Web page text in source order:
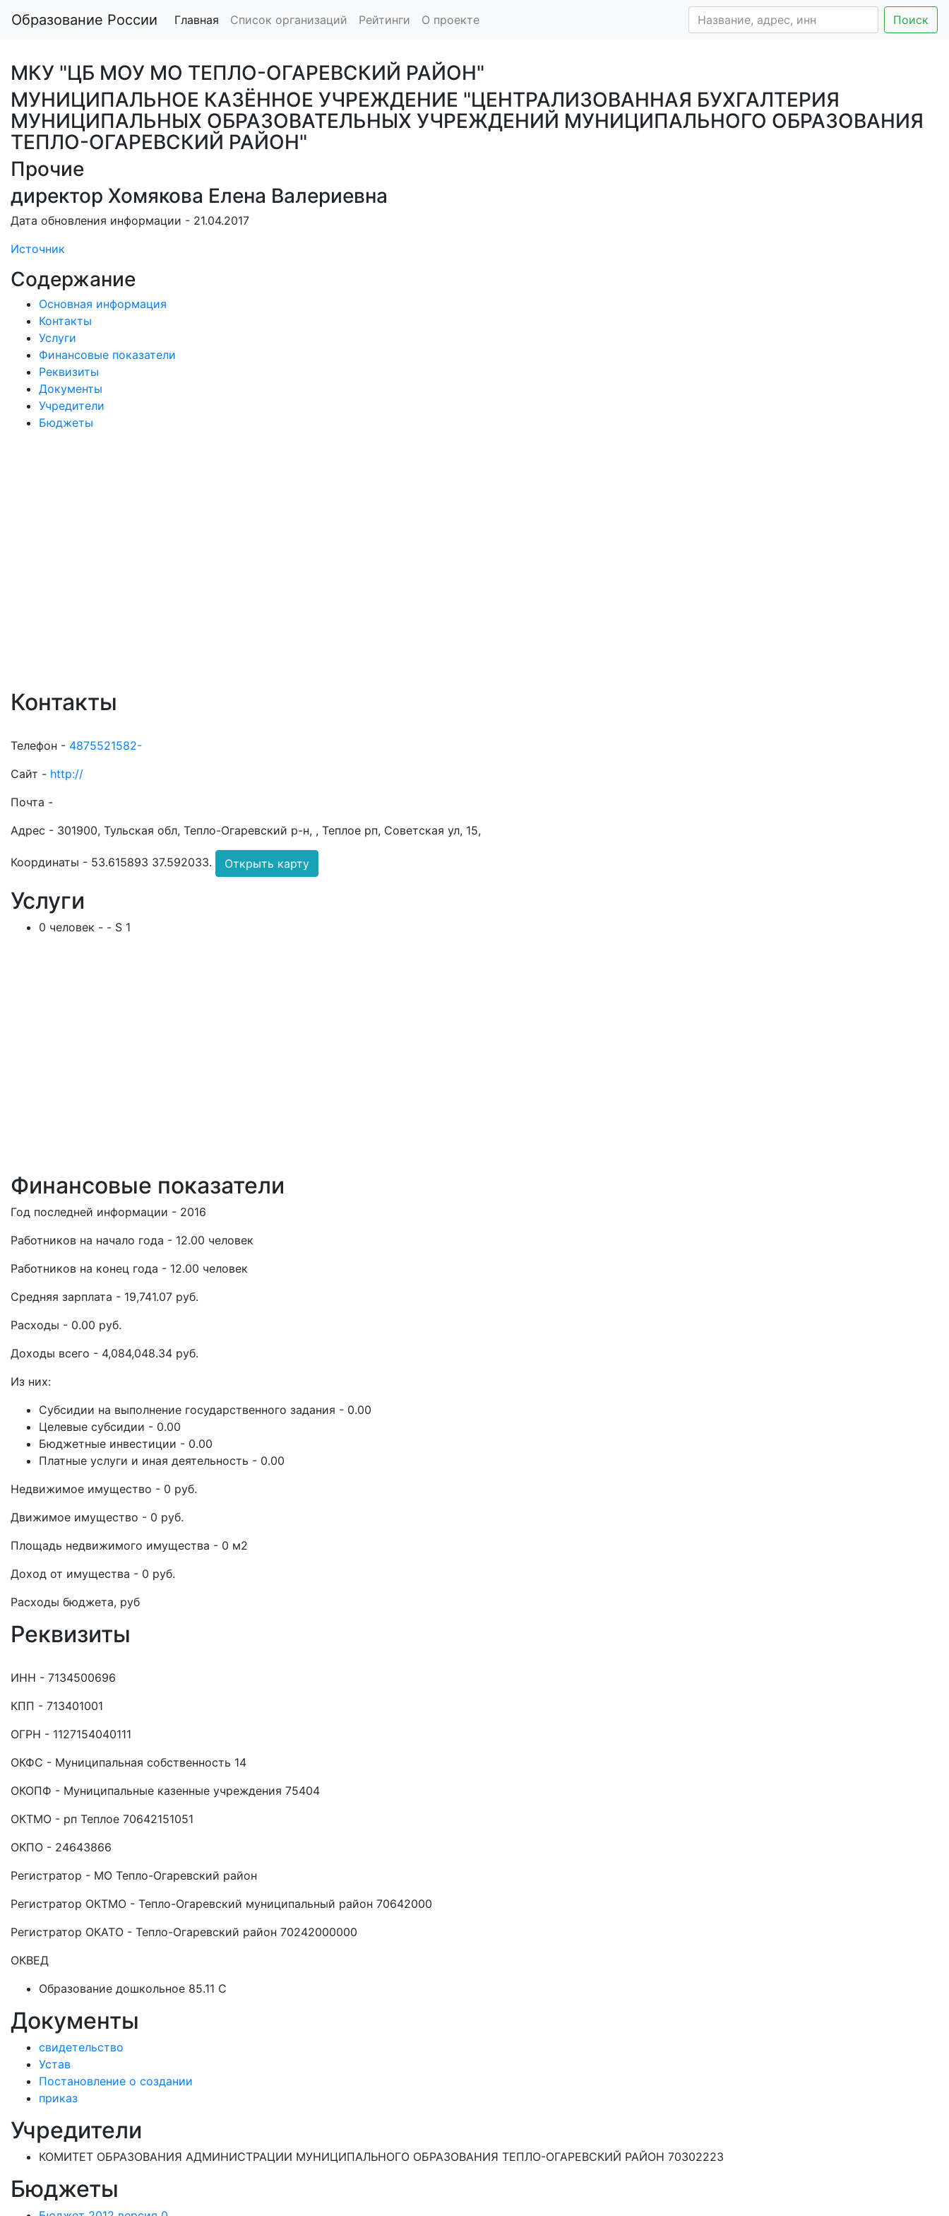
Образование России Главная Список организаций Рейтинги О проекте Поиск
МКУ "ЦБ МОУ МО ТЕПЛО-ОГАРЕВСКИЙ РАЙОН"
МУНИЦИПАЛЬНОЕ КАЗЁННОЕ УЧРЕЖДЕНИЕ "ЦЕНТРАЛИЗОВАННАЯ БУХГАЛТЕРИЯ
МУНИЦИПАЛЬНЫХ ОБРАЗОВАТЕЛЬНЫХ УЧРЕЖДЕНИЙ МУНИЦИПАЛЬНОГО ОБРАЗОВАНИЯ
ТЕПЛО-ОГАРЕВСКИЙ РАЙОН"
Прочие
директор Хомякова Елена Валериевна
Дата обновления информации - 21.04.2017
Источник
Содержание
Основная информация
Контакты
Услуги
Финансовые показатели
Реквизиты
Документы
Учредители
Бюджеты
Контакты
Телефон - 4875521582-
Сайт - http://
Почта -
Адрес - 301900, Тульская обл, Тепло-Огаревский р-н, , Теплое рп, Советская ул, 15,
Координаты - 53.615893 37.592033. Открыть карту
Услуги
0 человек - - S 1
Финансовые показатели
Год последней информации - 2016
Работников на начало года - 12.00 человек
Работников на конец года - 12.00 человек
Средняя зарплата - 19,741.07 руб.
Расходы - 0.00 руб.
Доходы всего - 4,084,048.34 руб.
Из них:
Субсидии на выполнение государственного задания - 0.00
Целевые субсидии - 0.00
Бюджетные инвестиции - 0.00
Платные услуги и иная деятельность - 0.00
Недвижимое имущество - 0 руб.
Движимое имущество - 0 руб.
Площадь недвижимого имущества - 0 м2
Доход от имущества - 0 руб.
Расходы бюджета, руб
Реквизиты
ИНН - 7134500696
КПП - 713401001
ОГРН - 1127154040111
ОКФС - Муниципальная собственность 14
ОКОПФ - Муниципальные казенные учреждения 75404
ОКТМО - рп Теплое 70642151051
ОКПО - 24643866
Регистратор - МО Тепло-Огаревский район
Регистратор ОКТМО - Тепло-Огаревский муниципальный район 70642000
Регистратор ОКАТО - Тепло-Огаревский район 70242000000
ОКВЕД
Образование дошкольное 85.11 C
Документы
свидетельство
Устав
Постановление о создании
приказ
Учредители
КОМИТЕТ ОБРАЗОВАНИЯ АДМИНИСТРАЦИИ МУНИЦИПАЛЬНОГО ОБРАЗОВАНИЯ ТЕПЛО-ОГАРЕВСКИЙ РАЙОН 70302223
Бюджеты